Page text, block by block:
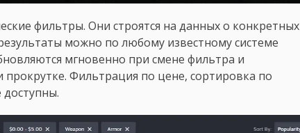
фильтры. Они строятся на данных о конкретных
можно по любому известному системе
мгновенно при смене фильтра и
Фильтрация по цене, сортировка по
доступны.